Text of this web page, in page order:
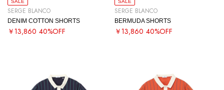
SALE
SERGE BLANCO
DENIM COTTON SHORTS
￥13,860 40%OFF
SALE
SERGE BLANCO
BERMUDA SHORTS
￥13,860 40%OFF